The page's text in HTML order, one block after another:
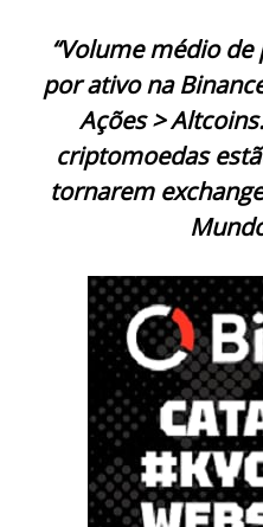
“Volume médio
por ativo na
Ações >
criptomoedas
tornarem